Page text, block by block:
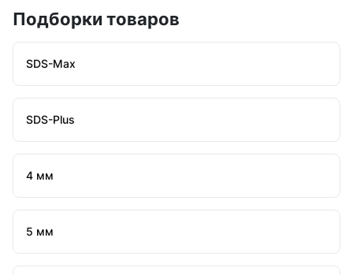
Подборки товаров
SDS-Max
SDS-Plus
4 мм
5 мм